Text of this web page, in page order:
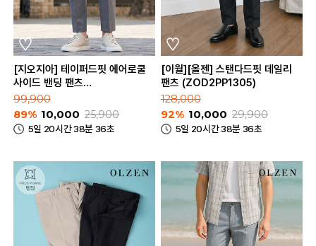
[지오지아] 테이퍼드핏 에어로쿨
사이드 밴딩 팬츠
(ABD2PP1103_A)
99,900
89% 10,000 25,900
5일 20시간 38분 36초
[이월][올젠] 스탠다드핏 데일리
팬츠 (ZOD2PP1305)
128,000
92% 10,000 29,900
5일 20시간 38분 36초